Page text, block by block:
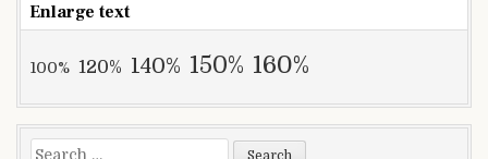
Enlarge text
100% 120% 140% 150% 160%
Search